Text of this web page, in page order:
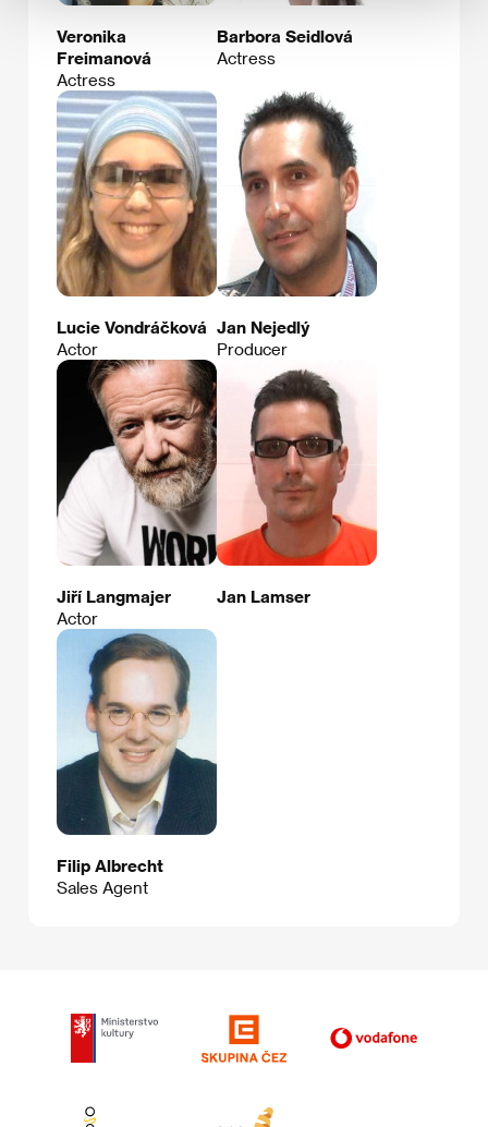
Veronika
Freimanová
Actress
Barbora Seidlová
Actress
Lucie Vondráčková
Actor
Jan Nejedlý
Producer
Jiří Langmajer
Actor
Jan Lamser
Filip Albrecht
Sales Agent